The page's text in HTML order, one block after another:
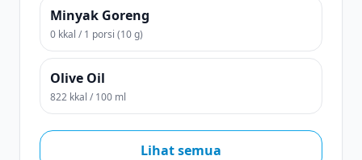
Minyak Goreng
0 kkal / 1 porsi (10 g)
Olive Oil
822 kkal / 100 ml
Lihat semua